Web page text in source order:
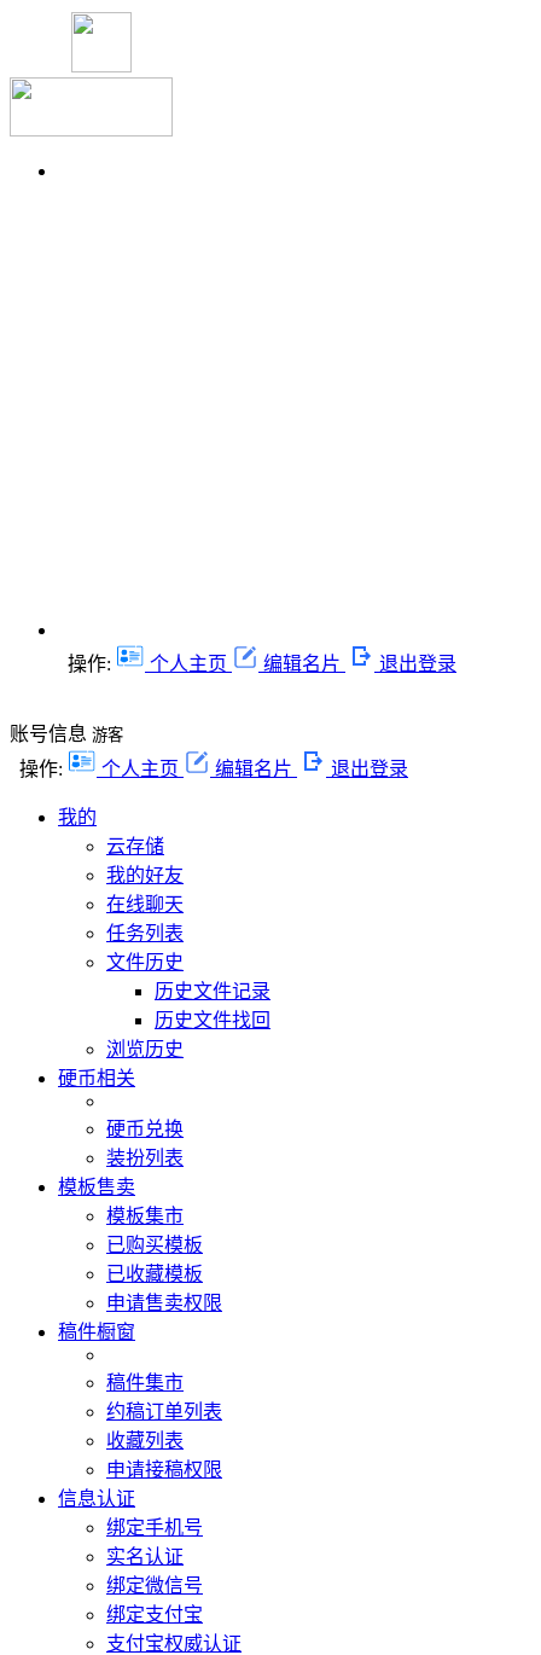
操作: 个人主页 编辑名片 退出登录
账号信息 游客
操作: 个人主页 编辑名片 退出登录
我的
云存储
我的好友
在线聊天
任务列表
文件历史
历史文件记录
历史文件找回
浏览历史
硬币相关
硬币兑换
装扮列表
模板售卖
模板集市
已购买模板
已收藏模板
申请售卖权限
稿件橱窗
稿件集市
约稿订单列表
收藏列表
申请接稿权限
信息认证
绑定手机号
实名认证
绑定微信号
绑定支付宝
支付宝权威认证